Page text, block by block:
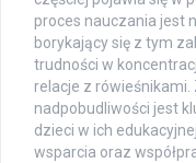
proces nauczania jest
borykający się z tym
trudności w
relacje z
nadpobudliwości jest
dzieci w ich
wsparcia oraz